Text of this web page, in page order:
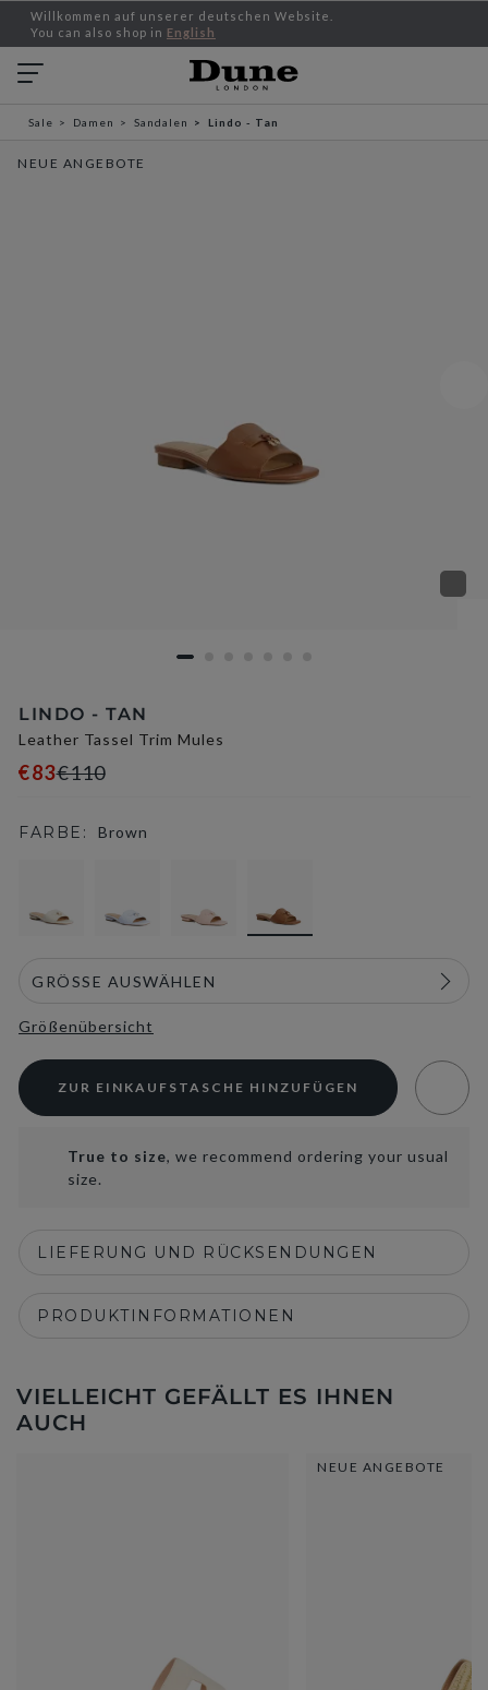
Willkommen auf unserer deutschen Website.
You can also shop in English
Sale Damen Sandalen Lindo - Tan
NEUE ANGEBOTE
LINDO - TAN
Leather Tassel Trim Mules
€83€110
FARBE: Brown
Größenübersicht
ZUR EINKAUFSTASCHE HINZUFÜGEN
True to size, we recommend ordering your usual
size.
LIEFERUNG UND RÜCKSENDUNGEN
PRODUKTINFORMATIONEN
VIELLEICHT GEFÄLLT ES IHNEN
AUCH
NEUE ANGEBOTE